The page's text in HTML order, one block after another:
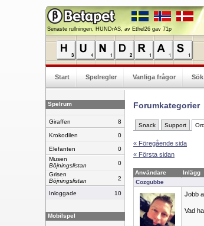
Senaste rullningen, HUNDrAS, av Ethel26 gav 71p
Start Spelregler Vanliga frågor
Spelrum
Giraffen 8
Krokodilen 0
Elefanten
0
Musen
Böjningslistan
0
Grisen
Böjningslistan
2
Inloggade 10
Mobilspel
Forumkategorier
Snack Support
« Föregående sida
« Första sidan
Användare
Inlägg
Cozgubbe
Jobb
Vad